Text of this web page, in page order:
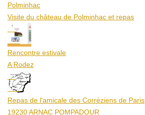
Polminhac
Visite du château de Polminhac et repas
12
Aoû
Rencontre estivale
A Rodez
23
Aoû
Repas de l'amicale des Corréziens de Paris
19230 ARNAC POMPADOUR